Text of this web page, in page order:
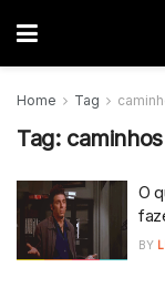
Home Tag
Tag: caminhos
O
BY